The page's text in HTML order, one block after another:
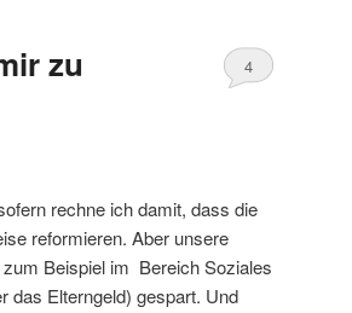
zu
4
rechne ich damit, dass die
reformieren. Aber unsere
Beispiel im Bereich Soziales
das Elterngeld) gespart. Und